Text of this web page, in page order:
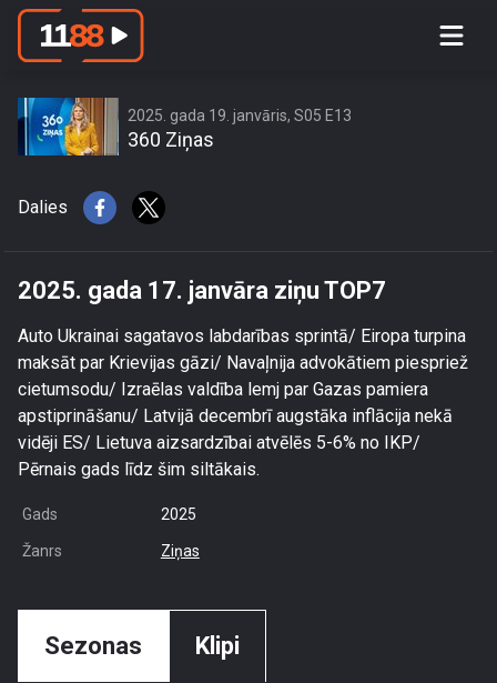
2025. gada 19. janvāris, S05 E13
360 Ziņas
Dalies
2025. gada 17. janvāra ziņu TOP7
Auto Ukrainai sagatavos labdarības sprintā/ Eiropa turpina
maksāt par Krievijas gāzi/ Navaļnija advokātiem piespriež
cietumsodu/ Izraēlas valdība lemj par Gazas pamiera
apstiprināšanu/ Latvijā decembrī augstāka inflācija nekā
vidēji ES/ Lietuva aizsardzībai atvēlēs 5-6% no IKP/
Pērnais gads līdz šim siltākais.
Gads 2025
Žanrs Ziņas
Sezonas Klipi